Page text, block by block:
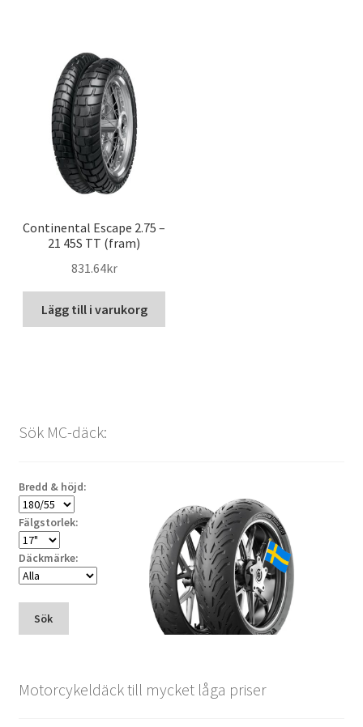
Continental Escape 2.75 –
21 45S TT (fram)
831.64kr
Lägg till i varukorg
Sök MC-däck:
Bredd & höjd:
Fälgstorlek:
Däckmärke:
Sök
Motorcykeldäck till mycket låga priser